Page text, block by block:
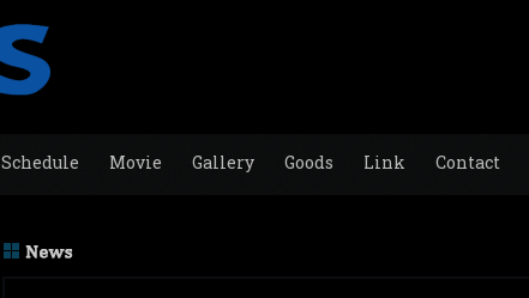
Schedule Movie Gallery Goods Link Contact